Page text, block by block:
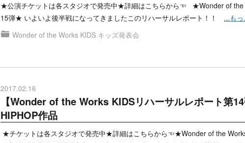
★公演チケットは各スタジオで発売中★詳細はこちらから☜ ★Wonder of the
15弾★ いよいよ後半戦になってきましたこのリハーサルレポート！！
...も
Wonder of the Works KIDS キッズ発表会
2017.02.16
【Wonder of the Works KIDSリハーサルレポート第
HIPHOP作品
★チケットは各スタジオで発売中★詳細はこちらから☜★Wonder of the